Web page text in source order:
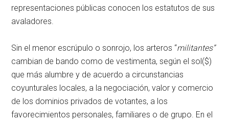
representaciones públicas conocen los estatutos de sus
avaladores.
Sin el menor escrúpulo o sonrojo, los arteros “militantes”
cambian de bando como de vestimenta, según el sol($)
que más alumbre y de acuerdo a circunstancias
coyunturales locales, a la negociación, valor y comercio
de los dominios privados de votantes, a los
favorecimientos personales, familiares o de grupo. En el